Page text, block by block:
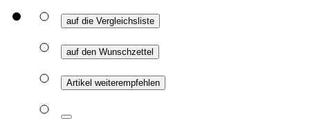
auf die Vergleichsliste
auf den Wunschzettel
Artikel weiterempfehlen